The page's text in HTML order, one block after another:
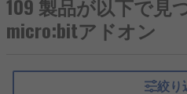
109 製品が以下で見
micro:bitアドオン
絞り